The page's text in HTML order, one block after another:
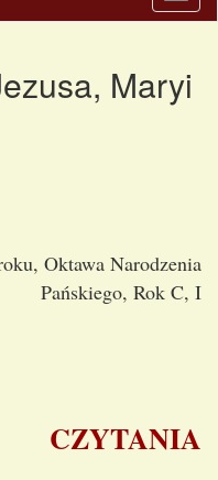
Maryi
Oktawa Narodzenia
Pańskiego, Rok C, I
CZYTANIA